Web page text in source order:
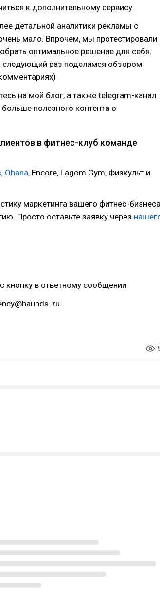
к дополнительному сервису.
детальной аналитики рекламы с
мало. Впрочем, мы протестировали
оптимальное решение для себя.
следующий раз поделимся обзором
на мой блог, а также telegram-канал
полезного контента о
в фитнес-клуб команде
, Ohana, Encore, Lagom Gym, Физкульт и
маркетинга вашего фитнес-бизнеса
Просто оставьте заявку через
кнопку в ответному сообщении
ru